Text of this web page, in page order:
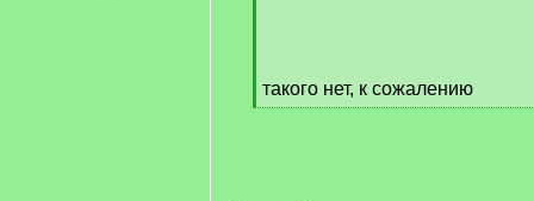
такого нет, к сожалению
[